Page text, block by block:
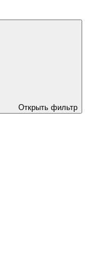
Открыть фильтр